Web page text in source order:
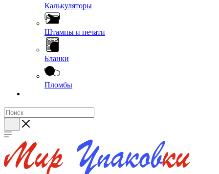
Калькуляторы
Штампы и печати
Бланки
Пломбы